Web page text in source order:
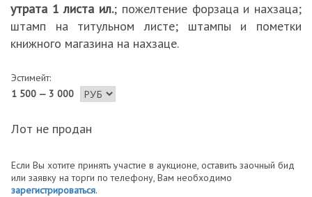
утрата 1 листа ил.; пожелтение форзаца и нахзаца;
штамп на титульном листе; штампы и пометки
книжного магазина на нахзаце.
Эстимейт:
1 500 — 3 000
Лот не продан
Если Вы хотите принять участие в аукционе, оставить заочный бид
или заявку на торги по телефону, Вам необходимо
зарегистрироваться.